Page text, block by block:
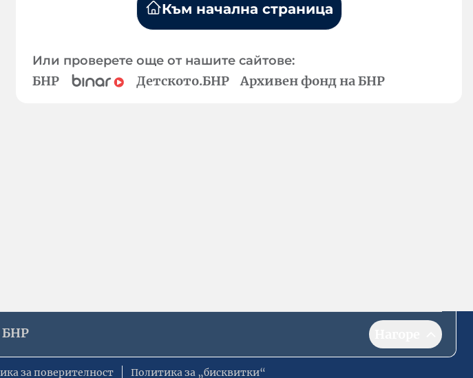
Към начална страница
Или проверете още от нашите сайтове:
БНР Детското.БНР Архивен фонд на БНР
БНР
за поверителност Политика за „бисквитки“